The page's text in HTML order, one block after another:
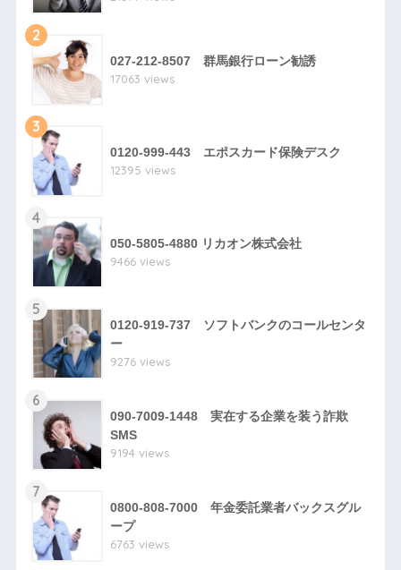
2
027-212-8507 群馬銀行ローン勧誘
17063 views
3
0120-999-443 エポスカード保険デスク
12395 views
4
050-5805-4880 リカオン株式会社
9466 views
5
0120-919-737 ソフトバンクのコールセンタ
ー
9276 views
6
090-7009-1448 実在する企業を装う詐欺
SMS
9194 views
7
0800-808-7000 年金委託業者バックスグル
ープ
6763 views